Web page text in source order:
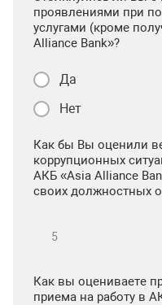
проявлениями при
услугами (кроме
Alliance Bank»?
Да
Нет
Как бы Вы оценили
коррупционных
АКБ «Asia Alliance
своих должностных
Как вы оцениваете
приема на работу в